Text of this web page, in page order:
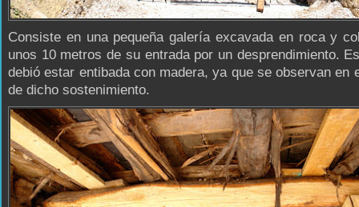
Consiste en una pequeña galería excavada en roca y
unos 10 metros de su entrada por un desprendimiento.
debió estar entibada con madera, ya que se observan en
de dicho sostenimiento.